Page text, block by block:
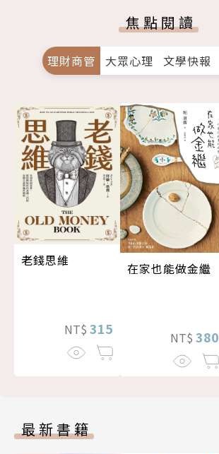
焦點閱讀
理財商管 大眾心理 文學快報
老錢思維
NT$ 315
在家也能做金繼
NT$ 380
最新書籍